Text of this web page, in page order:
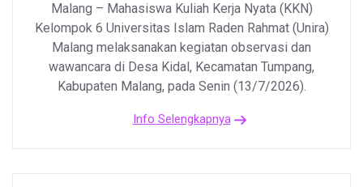
Malang – Mahasiswa Kuliah Kerja Nyata (KKN)
Kelompok 6 Universitas Islam Raden Rahmat (Unira)
Malang melaksanakan kegiatan observasi dan
wawancara di Desa Kidal, Kecamatan Tumpang,
Kabupaten Malang, pada Senin (13/7/2026).
Info Selengkapnya